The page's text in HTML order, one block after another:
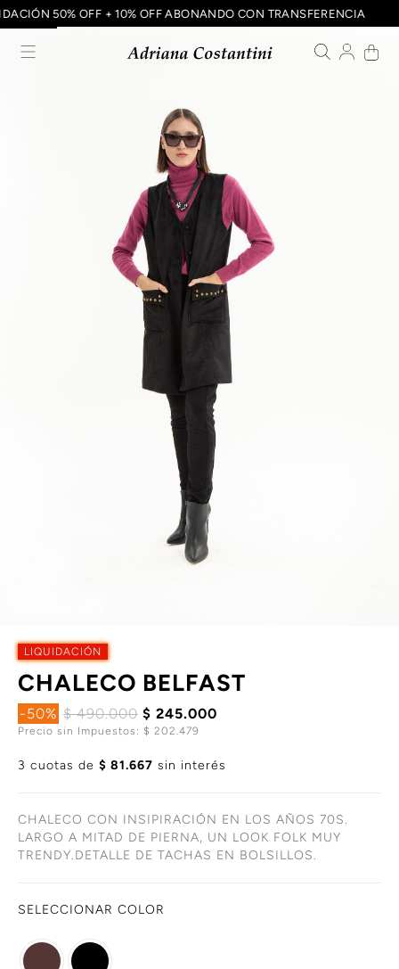
50% OFF + 10% OFF ABONANDO CON TRANSFERENCIA
LIQUIDACIÓN
CHALECO BELFAST
-50% $ 490.000 $ 245.000
Precio sin Impuestos: $ 202.479
3 cuotas de $ 81.667 sin interés
CHALECO CON INSIPIRACIÓN EN LOS AÑOS 70S.
LARGO A MITAD DE PIERNA, UN LOOK FOLK MUY
TRENDY.DETALLE DE TACHAS EN BOLSILLOS.
SELECCIONAR COLOR